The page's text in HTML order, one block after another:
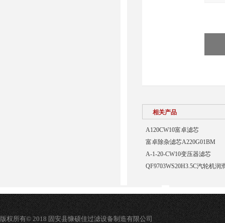
相关产品
A120CW10富卓滤芯
富卓除杂滤芯A220G01BM
A-1-20-CW10变压器滤芯
QF9703WS20H3.5C汽轮机润
版权所有© 2018 固安县慷硕佳过滤设备制造有限公司